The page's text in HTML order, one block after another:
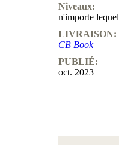
Niveaux:
n'importe lequel
LIVRAISON:
CB Book
PUBLIÉ:
oct. 2023